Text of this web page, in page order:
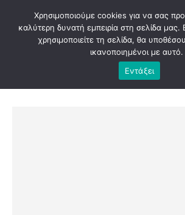
ΜΑΞΙΛΆΡΙ
Χρησιμοποιούμε cookies για να σας
καλύτερη δυνατή εμπειρία στη σελίδα μας.
χρησιμοποιείτε τη σελίδα, θα
ικανοποιημένοι με αυτό.
Εντάξει